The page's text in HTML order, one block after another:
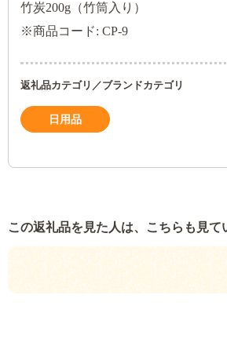
竹炭200g（竹筒入り）
※商品コード: CP-9
返礼品カテゴリ／ブランドカテゴリ
日用品
この返礼品を見た人は、こちらも見て